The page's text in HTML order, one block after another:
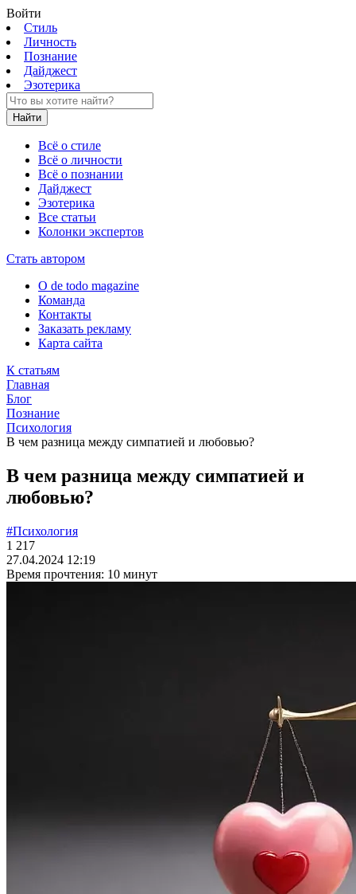
Войти
Стиль
Личность
Познание
Дайджест
Эзотерика
Найти
Всё о стиле
Всё о личности
Всё о познании
Дайджест
Эзотерика
Все статьи
Колонки экспертов
Стать автором
О de todo magazine
Команда
Контакты
Заказать рекламу
Карта сайта
К статьям
Главная
Блог
Познание
Психология
В чем разница между симпатией и любовью?
В чем разница между симпатией и
любовью?
#Психология
1 217
27.04.2024 12:19
Время прочтения: 10 минут